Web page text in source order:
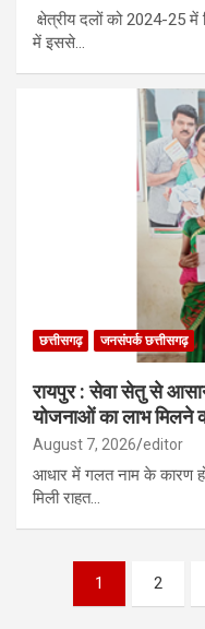
क्षेत्रीय दलों को 2024-25
में इससे…
छत्तीसगढ़ जनसंपर्क छत्तीसगढ़
रायपुर : सेवा सेतु से
योजनाओं का लाभ मिलने
August 7, 2026 editor
आधार में गलत नाम के कारण
मिली राहत…
pagination
1 2